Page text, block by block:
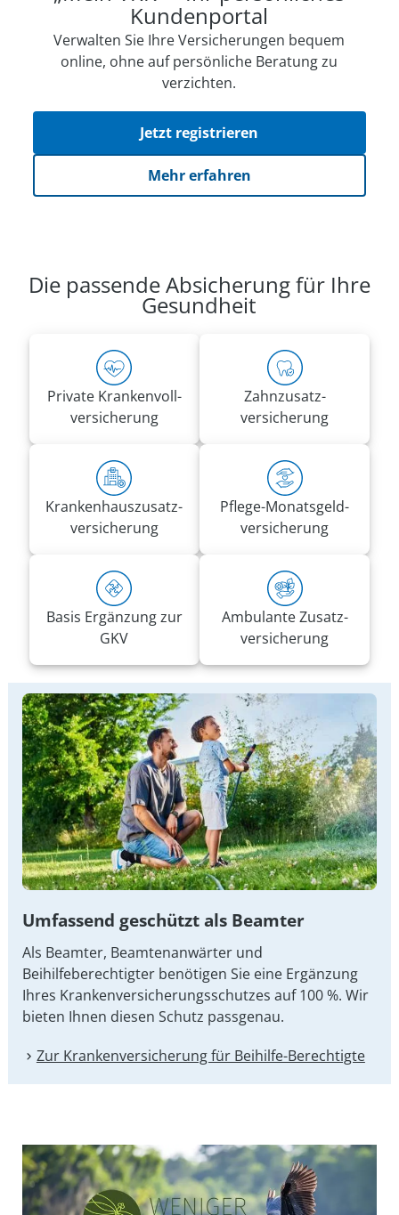
Kundenportal
Verwalten Sie Ihre Versicherungen bequem
online, ohne auf persön­li­che Beratung zu
verzichten.
Jetzt registrieren
Mehr erfahren
Die passende Absicherung für Ihre
Gesundheit
Private Kranken­voll­
versicherung
Zahnzusatz­
versicherung
Kranken­haus­zusatz­­
versicherung
Pflege-Monatsgeld­
versicherung
Basis Ergänzung zur
GKV
Ambulante Zusatz­
versicherung
Umfassend geschützt als Beamter
Als Beamter, Beamtenanwärter und
Beihilfeberechtigter benötigen Sie eine Ergänzung
Ihres Kran­ken­ver­si­che­rungs­schut­zes auf 100 %. Wir
bieten Ihnen diesen Schutz passgenau.
Zur Kranken­versicherung für Beihilfe-Berechtigte